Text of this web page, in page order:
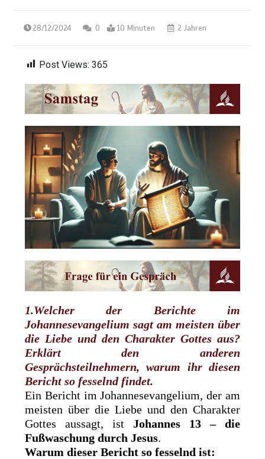
28/12/2024 0 10 Minuten 2 Jahren
Post Views: 365
1.Welcher der Berichte im
Johannesevangelium sagt am meisten über
die Liebe und den Charakter Gottes aus?
Erklärt den anderen
Gesprächsteilnehmern, warum ihr diesen
Bericht so fesselnd findet.
Ein Bericht im Johannesevangelium, der am
meisten über die Liebe und den Charakter
Gottes aussagt, ist Johannes 13 – die
Fußwaschung durch Jesus.
Warum dieser Bericht so fesselnd ist: